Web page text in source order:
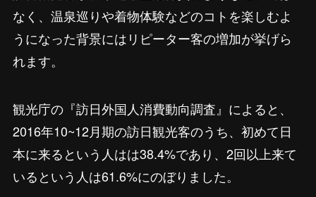
なく、温泉巡りや着物体験などのコトを楽しむよ
うになった背景にはリピーター客の増加が挙げら
れます。
観光庁の『訪日外国人消費動向調査』によると、
2016年10~12月期の訪日観光客のうち、初めて日
本に来るという人はは38.4%であり、2回以上来て
いるという人は61.6%にのぼりました。